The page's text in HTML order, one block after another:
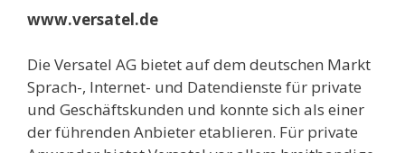
www.versatel.de
Die Versatel AG bietet auf dem deutschen Markt
Sprach-, Internet- und Datendienste für private
und Geschäftskunden und konnte sich als einer
der führenden Anbieter etablieren. Für private